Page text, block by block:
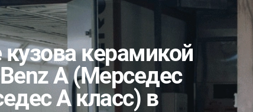
керамикой
A (Мерседес
А класс) в